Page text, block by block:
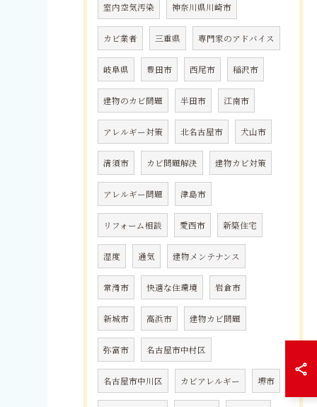
室内空気汚染 神奈川県川崎市
カビ業者 三重県 専門家のアドバイス
岐阜県 豊田市 西尾市 稲沢市
建物のカビ問題 半田市 江南市
アレルギー対策 北名古屋市 犬山市
清須市 カビ問題解決 建物カビ対策
アレルギー問題 津島市
リフォーム相談 愛西市 新築住宅
湿度 通気 建物メンテナンス
常滑市 快適な住環境 岩倉市
新城市 高浜市 建物カビ問題
弥富市 名古屋市中村区
名古屋市中川区 カビアレルギー 堺市